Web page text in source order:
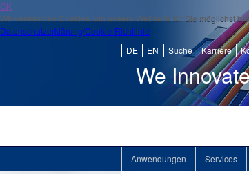
OK
Wir verwenden Cookies, um unsere Webseite für Sie möglichst
Datenschutzerklärung/Cookie-Richtlinie
We
DE EN Suche Karriere
Anwendungen Services